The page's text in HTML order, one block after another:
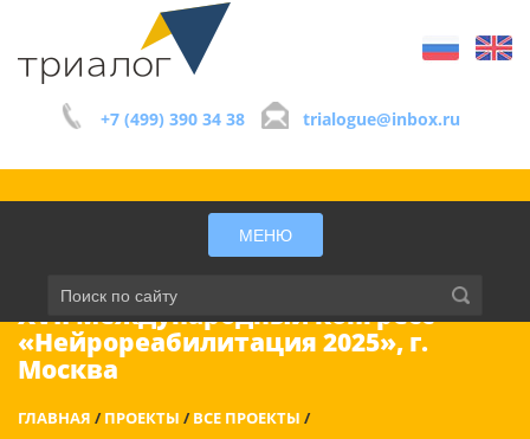
+7 (499) 390 34 38 trialogue@inbox.ru
МЕНЮ
XVII Международный конгресс
«Нейрореабилитация 2025», г.
Москва
ГЛАВНАЯ /ПРОЕКТЫ /ВСЕ ПРОЕКТЫ /